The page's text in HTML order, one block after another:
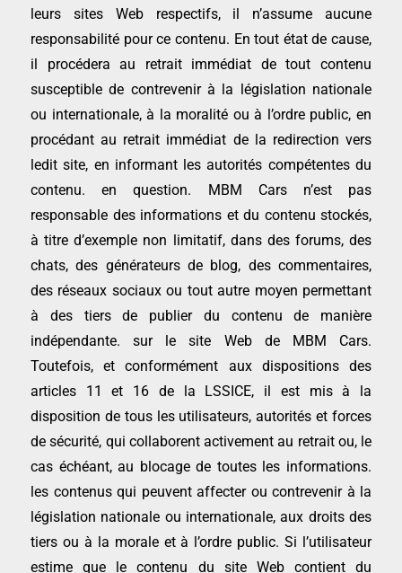
leurs sites Web respectifs, il n’assume aucune
responsabilité pour ce contenu. En tout état de cause,
il procédera au retrait immédiat de tout contenu
susceptible de contrevenir à la législation nationale
ou internationale, à la moralité ou à l’ordre public, en
procédant au retrait immédiat de la redirection vers
ledit site, en informant les autorités compétentes du
contenu. en question. MBM Cars n’est pas
responsable des informations et du contenu stockés,
à titre d’exemple non limitatif, dans des forums, des
chats, des générateurs de blog, des commentaires,
des réseaux sociaux ou tout autre moyen permettant
à des tiers de publier du contenu de manière
indépendante. sur le site Web de MBM Cars.
Toutefois, et conformément aux dispositions des
articles 11 et 16 de la LSSICE, il est mis à la
disposition de tous les utilisateurs, autorités et forces
de sécurité, qui collaborent activement au retrait ou, le
cas échéant, au blocage de toutes les informations.
les contenus qui peuvent affecter ou contrevenir à la
législation nationale ou internationale, aux droits des
tiers ou à la morale et à l’ordre public. Si l’utilisateur
estime que le contenu du site Web contient du